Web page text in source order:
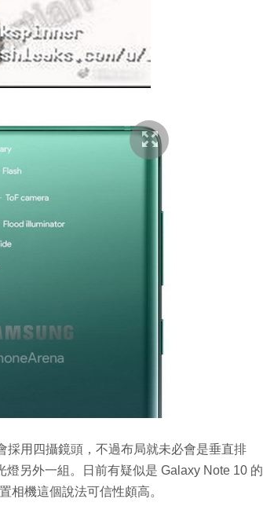
採用四攝鏡頭，不過布局就未必會是垂直排
另外一組。日前有疑似是 Galaxy Note 10 的
相機這個說法可信性頗高。